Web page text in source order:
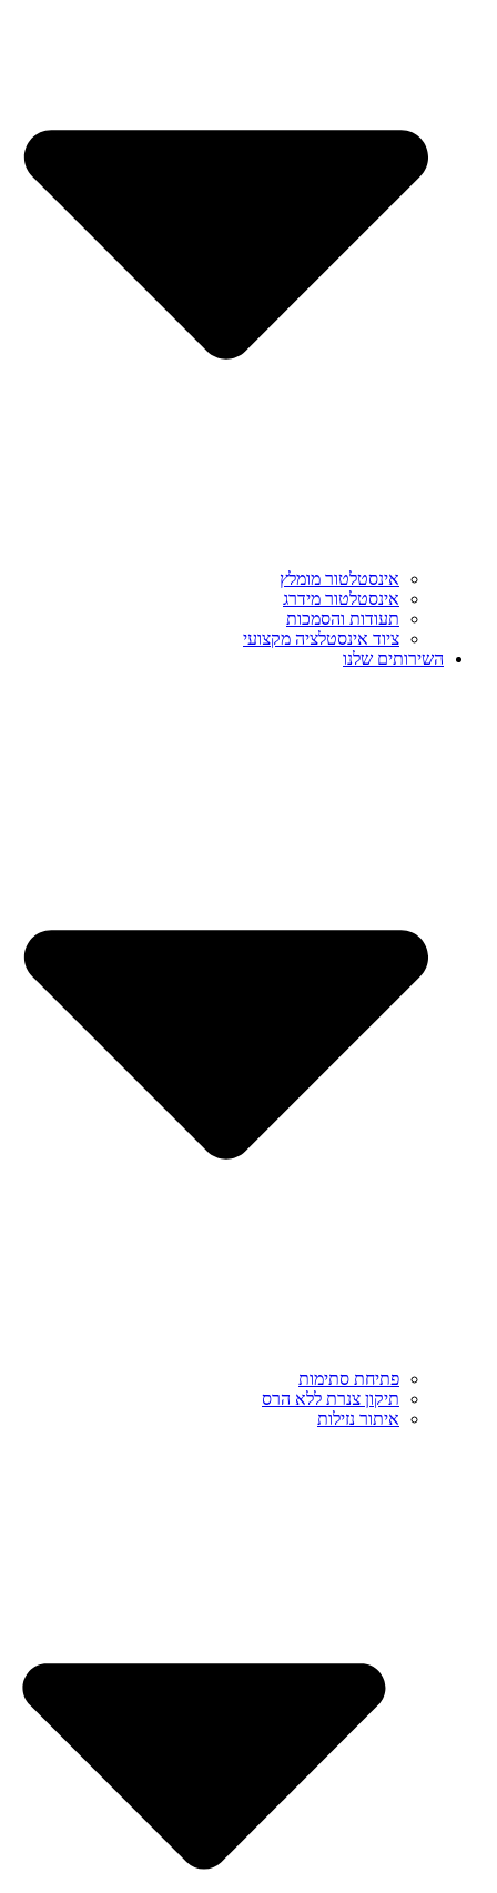
אינסטלטור מומלץ
אינסטלטור מידרג
תעודות והסמכות
ציוד אינסטלציה מקצועי
השירותים שלנו
פתיחת סתימות
תיקון צנרת ללא הרס
איתור נזילות